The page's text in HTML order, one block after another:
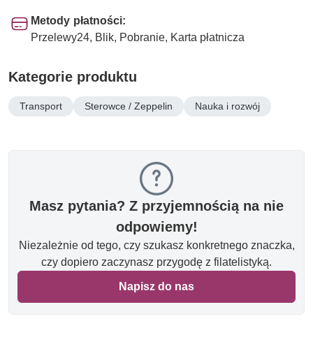
Metody płatności:
Przelewy24, Blik, Pobranie, Karta płatnicza
Kategorie produktu
Transport Sterowce / Zeppelin Nauka i rozwój
Masz pytania? Z przyjemnością na nie
odpowiemy!
Niezależnie od tego, czy szukasz konkretnego znaczka,
czy dopiero zaczynasz przygodę z filatelistyką.
Napisz do nas